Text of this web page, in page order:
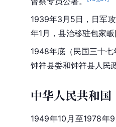
1939年3月5日，日军
年1月，县治移驻包家畈
1948年底（民国三十
钟祥县委和钟祥县人民
中华人民共和国
1949年10月至1978年